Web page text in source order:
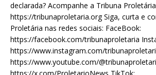
declarada? Acompanhe a Tribuna
https://tribunaproletaria.org Siga, curta e
Proletária nas redes sociais: FaceBook:
https://facebook.com/tribunaproletaria
https://www.instagram.com/
https://www.youtube.com/